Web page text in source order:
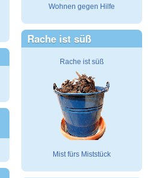
Wohnen gegen Hilfe
Rache ist süß
Rache ist süß
Mist fürs Miststück